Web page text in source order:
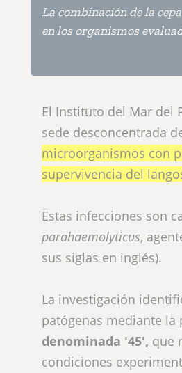
La combinación de la
en los organismos
El Instituto del Mar del
sede desconcentrada
microorganismos con
supervivencia del
Estas infecciones son
parahaemolyticus,
sus siglas en inglés).
La investigación
patógenas mediante
denominada '45', que
condiciones